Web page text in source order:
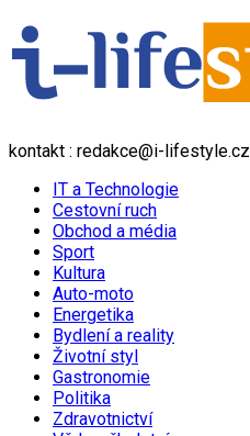
kontakt : redakce@i-lifestyle.cz
IT a Technologie
Cestovní ruch
Obchod a média
Sport
Kultura
Auto-moto
Energetika
Bydlení a reality
Životní styl
Gastronomie
Politika
Zdravotnictví